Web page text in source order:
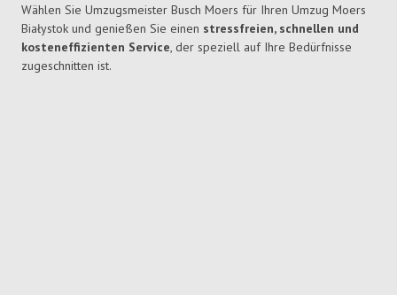
Wählen Sie Umzugsmeister Busch Moers für Ihren Umzug Moers
Białystok und genießen Sie einen stressfreien, schnellen und
kosteneffizienten Service, der speziell auf Ihre Bedürfnisse
zugeschnitten ist.